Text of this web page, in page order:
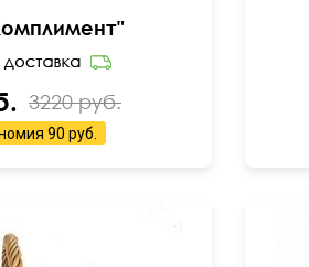
3220 руб.
90 руб.